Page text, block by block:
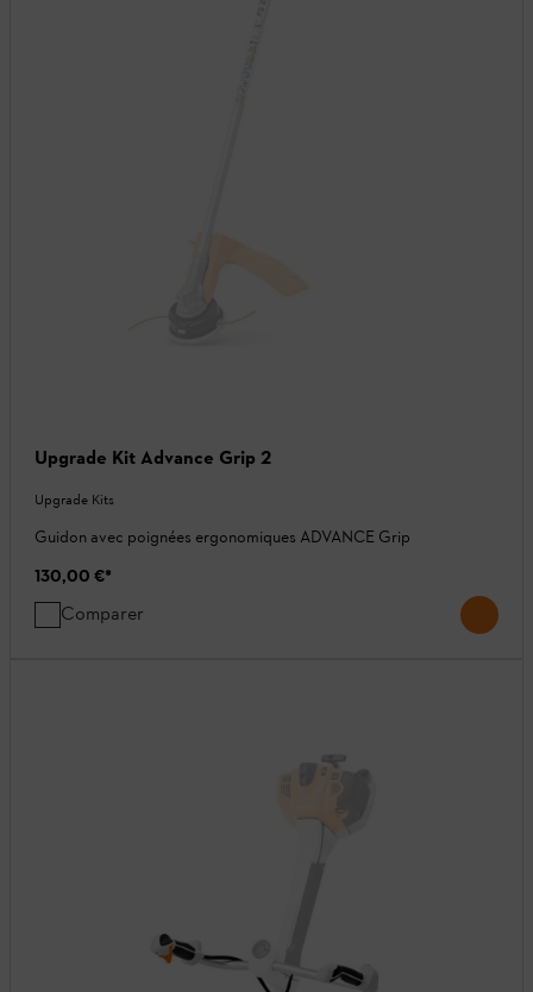
Upgrade Kit Advance Grip 2
Upgrade Kits
Guidon avec poignées ergonomiques ADVANCE Grip
130,00 €*
Comparer